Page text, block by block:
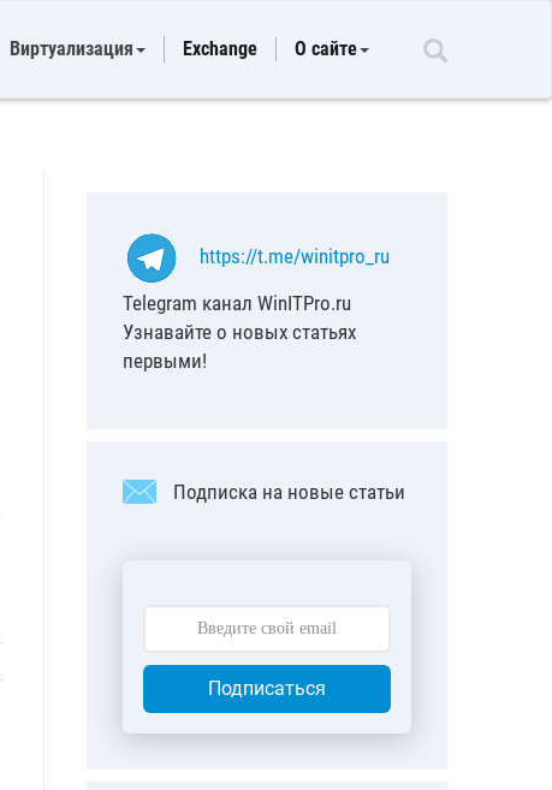
Виртуализация Exchange О сайте
https://t.me/winitpro_ru
Telegram канал WinITPro.ru
Узнавайте о новых статьях
первыми!
Подписка на новые статьи
Подписаться